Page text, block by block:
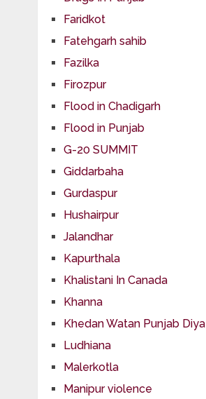
Faridkot
Fatehgarh sahib
Fazilka
Firozpur
Flood in Chadigarh
Flood in Punjab
G-20 SUMMIT
Giddarbaha
Gurdaspur
Hushairpur
Jalandhar
Kapurthala
Khalistani In Canada
Khanna
Khedan Watan Punjab Diya
Ludhiana
Malerkotla
Manipur violence